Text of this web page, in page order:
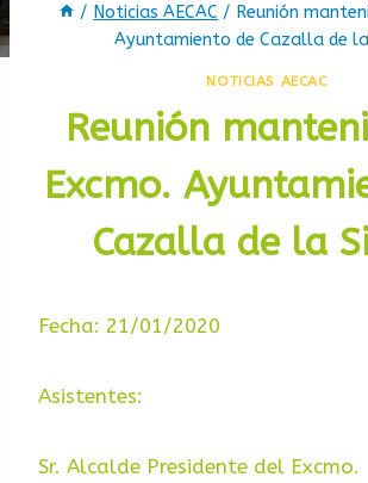
/ Noticias AECAC / Reunión
Ayuntamiento de Cazalla de
NOTICIAS AECAC
Reunión
Excmo.
Cazalla de la
Fecha: 21/01/2020
Asistentes:
Sr. Alcalde Presidente del Excmo.